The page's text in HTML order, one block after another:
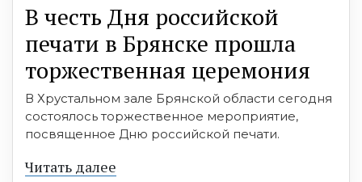
В честь Дня российской
печати в Брянске прошла
торжественная церемония
В Хрустальном зале Брянской области сегодня
состоялось торжественное мероприятие,
посвященное Дню российской печати.
Читать далее